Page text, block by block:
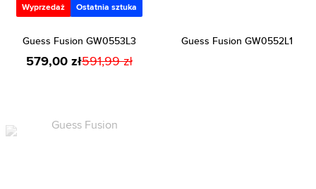
Wyprzedaż Ostatnia sztuka
Guess Fusion GW0553L3
579,00 zł591,99 zł
Guess Fusion GW0552L1